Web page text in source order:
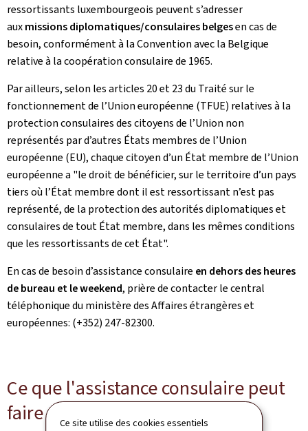
Ce site utilise des cookies essentiels
ressortissants luxembourgeois peuvent s’adresser
auxmissions diplomatiques/consulaires belgesen cas de
besoin, conformément à la Convention avec la Belgique
relative à la coopération consulaire de 1965.
Par ailleurs, selon les articles 20 et 23 du Traité sur le
fonctionnement de l’Union européenne (TFUE) relatives à la
protection consulaires des citoyens de l’Union non
représentés par d’autres États membres de l’Union
européenne (EU), chaque citoyen d’un État membre de l’Union
européenne a "le droit de bénéficier, sur le territoire d’un pays
tiers où l’État membre dont il est ressortissant n’est pas
représenté, de la protection des autorités diplomatiques et
consulaires de tout État membre, dans les mêmes conditions
que les ressortissants de cet État".
En cas de besoin d’assistance consulaire en dehors des heures
de bureau et le weekend, prière de contacter le central
téléphonique du ministère des Affaires étrangères et
européennes: (+352) 247-82300.
Ce que l'assistance consulaire peut
faire pour vous